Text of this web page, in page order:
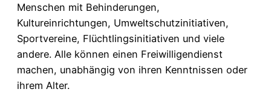
Menschen mit Behinderungen,
Kultureinrichtungen, Umweltschutzinitiativen,
Sportvereine, Flüchtlingsinitiativen und viele
andere. Alle können einen Freiwilligendienst
machen, unabhängig von ihren Kenntnissen oder
ihrem Alter.